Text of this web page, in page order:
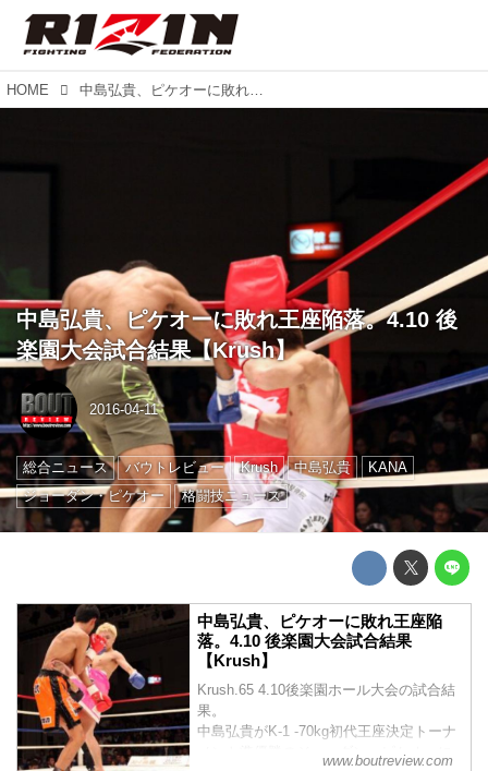
HOME 中島弘貴、ピケオーに敗れ王座陥落。4.10 後楽園大会試合結果【Krush】
中島弘貴、ピケオーに敗れ王座陥落。4.10 後
楽園大会試合結果【Krush】
2016-04-11
総合ニュース バウトレビュー Krush 中島弘貴
KANA
ジョーダン・ピケオー
格闘技ニュース
中島弘貴、ピケオーに敗れ王座陥
落。4.10 後楽園大会試合結果
【Krush】
Krush.65 4.10後楽園ホール大会の試合結
果。
中島弘貴がK-1 -70kg初代王座決定トーナ
メント準優勝のジョーダン・ピケオーに
www.boutreview.com